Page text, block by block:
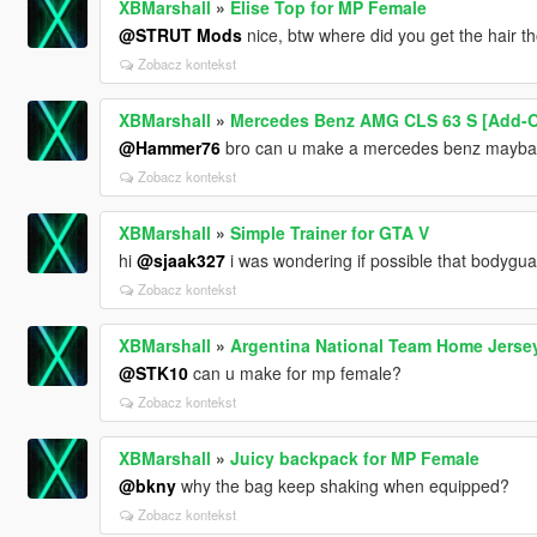
XBMarshall » Elise Top for MP Female
@STRUT Modsnice, btw where did you get the hair
Zobacz kontekst
XBMarshall » Mercedes Benz AMG CLS 63 S
@Hammer76bro can u make a mercedes benz
Zobacz kontekst
XBMarshall » Simple Trainer for GTA V
hi @sjaak327i was wondering if possible that
Zobacz kontekst
XBMarshall » Argentina National Team Home
@STK10can u make for mp female?
Zobacz kontekst
XBMarshall » Juicy backpack for MP Female
@bknywhy the bag keep shaking when equipped?
Zobacz kontekst